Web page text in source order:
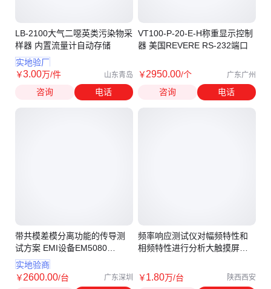
LB-2100大气二噁英类污染物采
样器 内置流量计自动存储
实地验厂
￥3.00万/件 山东青岛
咨询 电话
带共模差模分离功能的传导测
试方案 EMI设备EM5080
EM5040 EM5060
实地验商
￥2600.00/台 广东深圳
VT100-P-20-E-H称重显示控制
器 美国REVERE RS-232端口
￥2950.00/个 广东广州
咨询 电话
频率响应测试仪对幅频特性和
相频特性进行分析大触摸屏实
￥1.80万/台 陕西西安